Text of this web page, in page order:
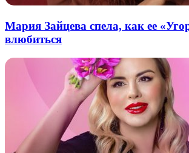
Мария Зайцева спела, как ее
влюбиться